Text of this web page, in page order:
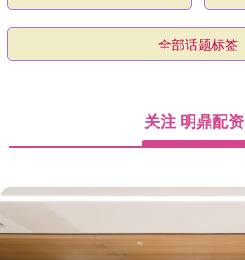
全部话题标签
关注 明鼎配资